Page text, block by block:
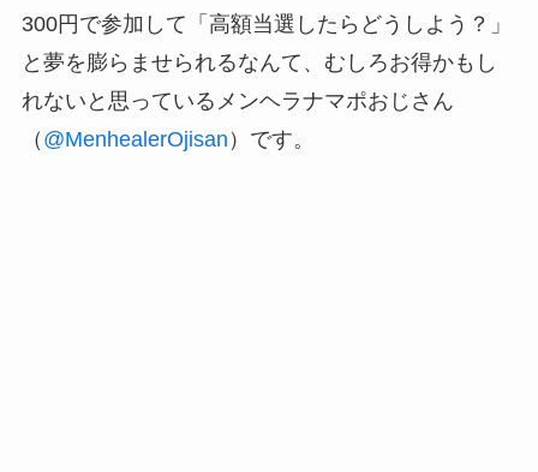
300円で参加して「高額当選したらどうしよう？」
と夢を膨らませられるなんて、むしろお得かもし
れないと思っているメンヘラナマポおじさん
（ @MenhealerOjisan ）です。